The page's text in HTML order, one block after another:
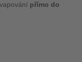
přímo do